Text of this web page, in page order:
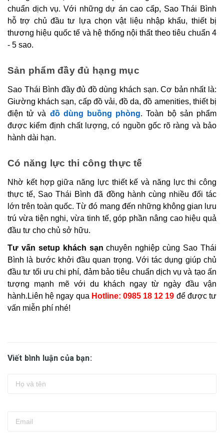
chuẩn dịch vụ. Với những dự án cao cấp, Sao Thái Bình
hỗ trợ chủ đầu tư lựa chọn vật liệu nhập khẩu, thiết bị
thương hiệu quốc tế và hệ thống nội thất theo tiêu chuẩn 4
- 5 sao.
Sản phẩm đầy đủ hạng mục
Sao Thái Bình đầy đủ đồ dùng khách sạn. Cơ bản nhất là:
Giường khách sạn, cấp đồ vải, đồ da, đồ amenities, thiết bị
điện tử và đồ dùng buồng phòng. Toàn bộ sản phẩm
được kiểm định chất lượng, có nguồn gốc rõ ràng và bảo
hành dài hạn.
Có năng lực thi công thực tế
Nhờ kết hợp giữa năng lực thiết kế và năng lực thi công
thực tế, Sao Thái Bình đã đồng hành cùng nhiều đối tác
lớn trên toàn quốc. Từ đó mang đến những không gian lưu
trú vừa tiện nghi, vừa tinh tế, góp phần nâng cao hiệu quả
đầu tư cho chủ sở hữu.
Tư vấn setup khách sạn chuyên nghiệp cùng Sao Thái
Bình là bước khởi đầu quan trọng. Với tác dụng giúp chủ
đầu tư tối ưu chi phí, đảm bảo tiêu chuẩn dịch vụ và tạo ấn
tượng mạnh mẽ với du khách ngay từ ngày đầu vận
hành.Liên hệ ngay qua Hotline: 0985 18 12 19 để được tư
vấn miễn phí nhé!
Viết bình luận của bạn: